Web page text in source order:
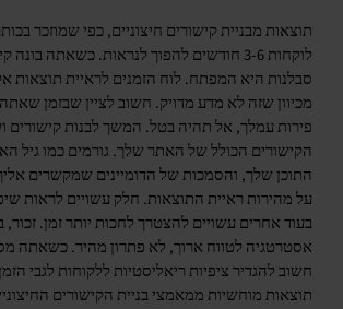
תוצאות מבניית קישורים חיצוניים, כפי שמוזכר
לוקחות 3-6 חודשים להפוך לנראות. כשאתה
סבלנות היא המפתח. לוח הזמנים לראיית תוצאות
מכיוון שזה לא מדע מדויק. חשוב לציין שבזמן
פירות עמלך, אל תהיה בטל. המשך לבנות קישורים
הקישורים הכולל של האתר שלך. גורמים כמו גיל
התוכן שלך, והסמכות של הדומיינים שמקשרים
על מהירות ראיית התוצאות. חלק עשויים לראות
בעוד אחרים עשויים להצטרך לחכות יותר זמן. זכור,
אסטרטגיה לטווח ארוך, לא פתרון מהיר. כשאתה
חשוב להגדיר ציפיות ריאליסטיות ללקוחות לגבי
תוצאות מוחשיות ממאמצי בניית הקישורים